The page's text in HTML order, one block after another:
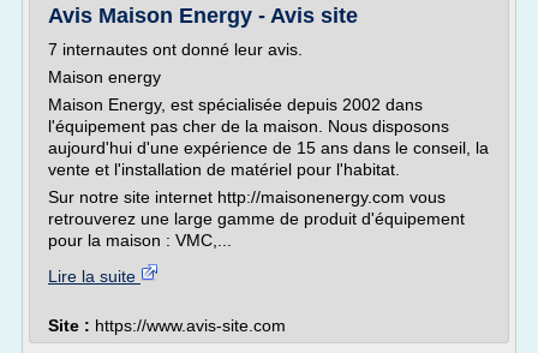
Avis Maison Energy - Avis site
7 internautes ont donné leur avis.
Maison energy
Maison Energy, est spécialisée depuis 2002 dans
l'équipement pas cher de la maison. Nous disposons
aujourd'hui d'une expérience de 15 ans dans le conseil, la
vente et l'installation de matériel pour l'habitat.
Sur notre site internet http://maisonenergy.com vous
retrouverez une large gamme de produit d'équipement
pour la maison : VMC,...
Lire la suite
Site : https://www.avis-site.com